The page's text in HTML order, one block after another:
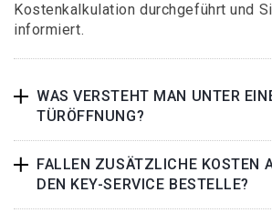
Kostenkalkulation durchgeführt und
informiert.
WAS VERSTEHT MAN UNTER
TÜRÖFFNUNG?
FALLEN ZUSÄTZLICHE KOSTEN
DEN KEY-SERVICE BESTELLE?